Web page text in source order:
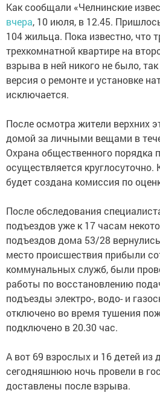
Как сообщали «Челнинские
вчера, 10 июля, в 12.45.
104 жильца. Пока известно, что
трехкомнатной квартире на
взрыва в ней никого не было,
версия о ремонте и установке
исключается.
После осмотра жители верхних
домой за личными вещами в
Охрана общественного порядка
осуществляется круглосуточно.
будет создана комиссия по
После обследования
подъездов уже к 17 часам
подъездов дома 53/28
место происшествия прибыли
коммунальных служб, были
работы по восстановлению
подъезды электро-, водо- и
отключено во время тушения
подключено в 20.30 час.
А вот 69 взрослых и 16 детей из
сегодняшнюю ночь провели в
доставлены после взрыва.